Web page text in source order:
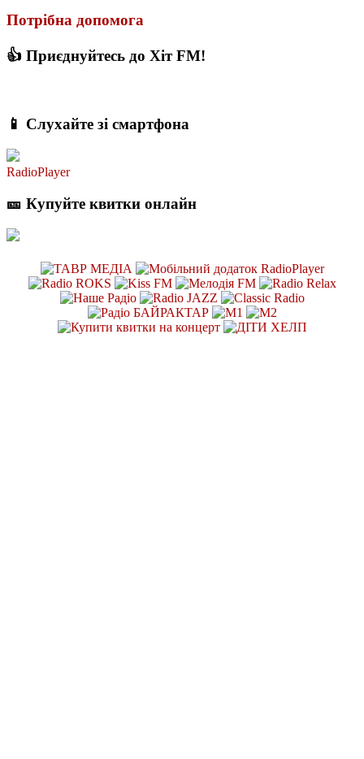
Потрібна допомога
👍 Приєднуйтесь до Хіт FM!
📱 Слухайте зі смартфона
RadioPlayer
🎫 Купуйте квитки онлайн